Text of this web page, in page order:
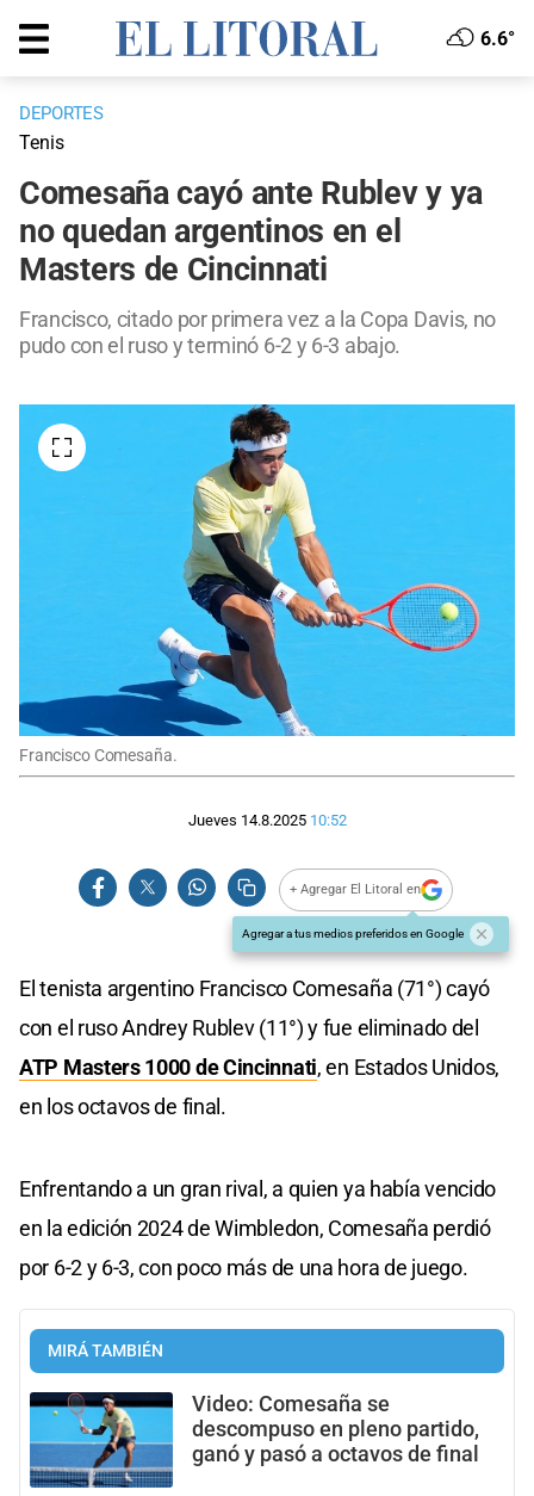
6.6°
DEPORTES
Tenis
Comesaña cayó ante Rublev y ya
no quedan argentinos en el
Masters de Cincinnati
Francisco, citado por primera vez a la Copa Davis, no
pudo con el ruso y terminó 6-2 y 6-3 abajo.
Francisco Comesaña.
Jueves 14.8.2025 10:52
+ Agregar El Litoral en
Agregar a tus medios preferidos en Google
El tenista argentino Francisco Comesaña (71°) cayó
con el ruso Andrey Rublev (11°) y fue eliminado del
ATP Masters 1000 de Cincinnati, en Estados Unidos,
en los octavos de final.
Enfrentando a un gran rival, a quien ya había vencido
en la edición 2024 de Wimbledon, Comesaña perdió
por 6-2 y 6-3, con poco más de una hora de juego.
MIRÁ TAMBIÉN
Video: Comesaña se
descompuso en pleno partido,
ganó y pasó a octavos de final